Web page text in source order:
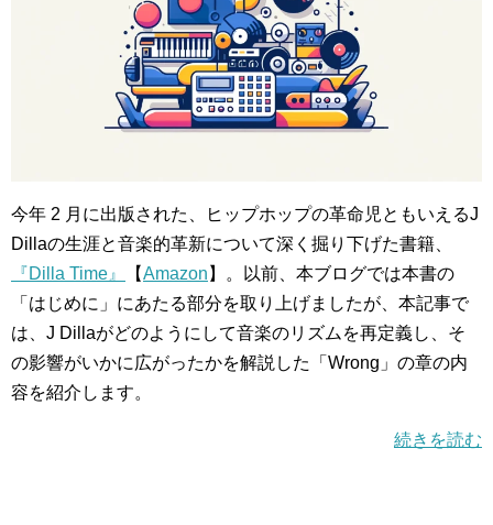
今年 2 月に出版された、ヒップホップの革命児ともいえるJ
Dillaの生涯と音楽的革新について深く掘り下げた書籍、
『Dilla Time』
【Amazon 】。以前、本ブログでは本書の
「はじめに」にあたる部分を取り上げましたが、本記事で
は、J Dillaがどのようにして音楽のリズムを再定義し、そ
の影響がいかに広がったかを解説した「Wrong」の章の内
容を紹介します。
続きを読む